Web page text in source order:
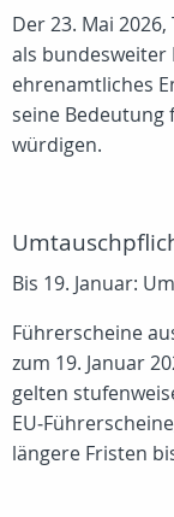
Der 23. Mai
als bundesweiter
ehrenamtliches
seine
würdigen.
Bis 19. Januar:
Führerscheine
zum 19. Januar
gelten
längere Fristen